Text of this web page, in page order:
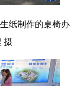
纸制作的桌椅办
摄